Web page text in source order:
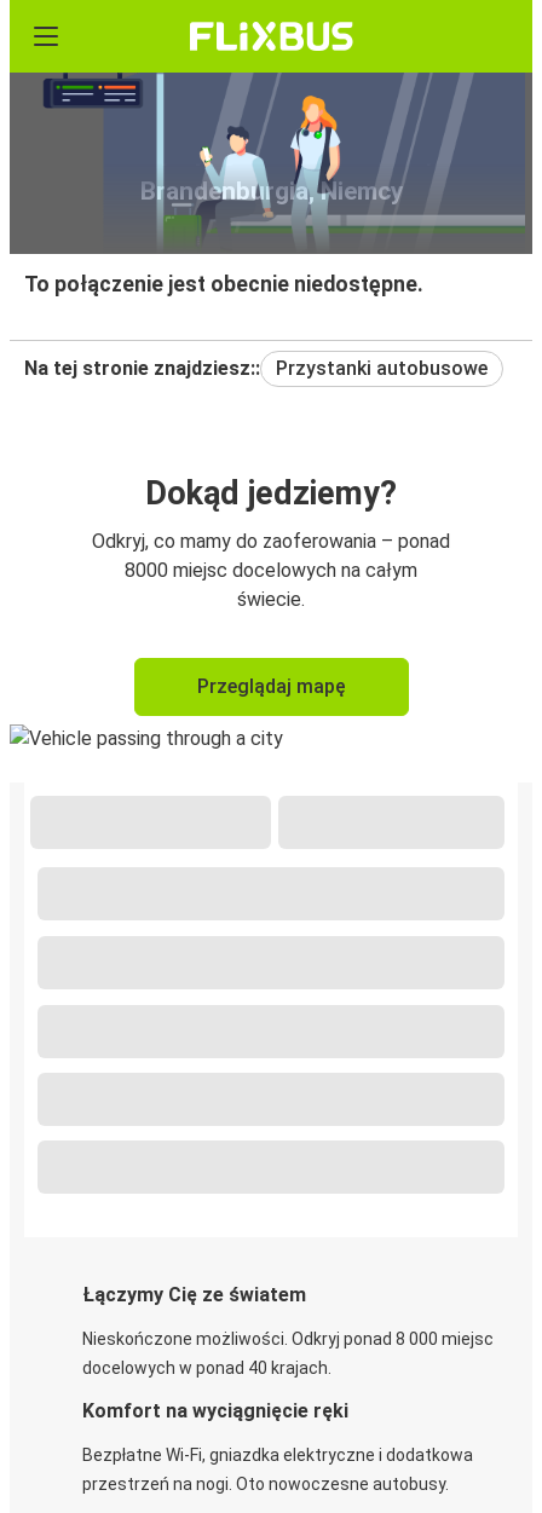
Bilety Bydgoszcz - Potsdam,
Brandenburgia, Niemcy
To połączenie jest obecnie niedostępne.
Na tej stronie znajdziesz:: Przystanki autobusowe
Dokąd jedziemy?
Odkryj, co mamy do zaoferowania – ponad
8000 miejsc docelowych na całym
świecie.
Przeglądaj mapę
Łączymy Cię ze światem
Nieskończone możliwości. Odkryj ponad 8 000 miejsc
docelowych w ponad 40 krajach.
Komfort na wyciągnięcie ręki
Bezpłatne Wi-Fi, gniazdka elektryczne i dodatkowa
przestrzeń na nogi. Oto nowoczesne autobusy.